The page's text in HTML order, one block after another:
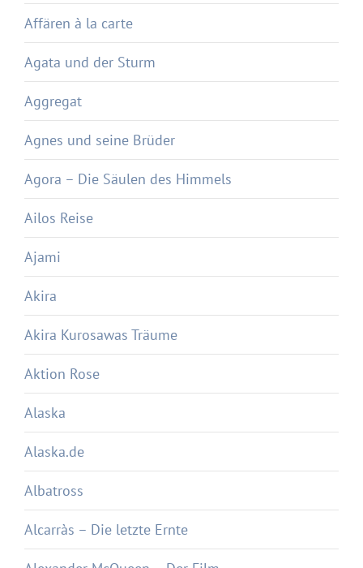
Affären à la carte
Agata und der Sturm
Aggregat
Agnes und seine Brüder
Agora – Die Säulen des Himmels
Ailos Reise
Ajami
Akira
Akira Kurosawas Träume
Aktion Rose
Alaska
Alaska.de
Albatross
Alcarràs – Die letzte Ernte